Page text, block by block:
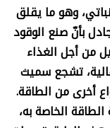
وهو ما يقلق
بأنّ صنع الوقود
من أجل الغذاء
تشجع سميث
أخرى من الطاقة.
الخاصة به،